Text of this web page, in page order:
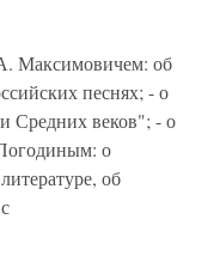
Максимовичем: об
песнях; - о
Средних веков"; - о
о
об